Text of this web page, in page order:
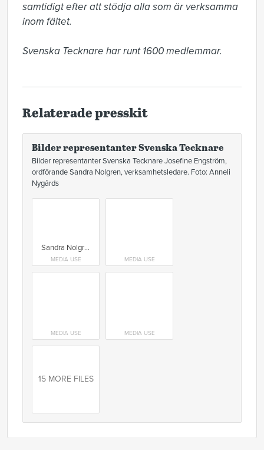
samtidigt efter att stödja alla som är verksamma
inom fältet.
Svenska Tecknare har runt 1600 medlemmar.
Relaterade presskit
Bilder representanter Svenska Tecknare
Bilder representanter Svenska Tecknare Josefine Engström,
ordförande Sandra Nolgren, verksamhetsledare. Foto: Anneli
Nygårds
Sandra Nolgren, verksamhetsledare Svenska Tecknare. Foto: Anneli Nygårds
MEDIA USE MEDIA USE
MEDIA USE MEDIA USE
15 MORE FILES